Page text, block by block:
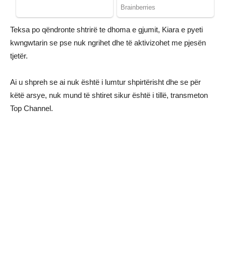
Teksa po qëndronte shtrirë te dhoma e gjumit, Kiara e pyeti
kwngwtarin se pse nuk ngrihet dhe të aktivizohet me pjesën
tjetër.
Ai u shpreh se ai nuk është i lumtur shpirtërisht dhe se për
këtë arsye, nuk mund të shtiret sikur është i tillë, transmeton
Top Channel.